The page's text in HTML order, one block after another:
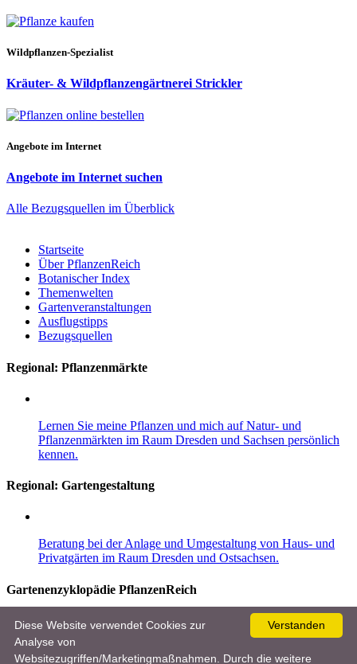
Wildpflanzen-Spezialist
Kräuter- & Wildpflanzengärtnerei Strickler
Angebote im Internet
Angebote im Internet suchen
Alle Bezugsquellen im Überblick
Startseite
Über PflanzenReich
Botanischer Index
Themenwelten
Gartenveranstaltungen
Ausflugstipps
Bezugsquellen
Regional: Pflanzenmärkte
Lernen Sie meine Pflanzen und mich auf Natur- und
Pflanzenmärkten im Raum Dresden und Sachsen persönlich
kennen.
Regional: Gartengestaltung
Beratung bei der Anlage und Umgestaltung von Haus- und
Privatgärten im Raum Dresden und Ostsachsen.
Gartenenzyklopädie PflanzenReich
Entdecken Sie im Gartenlexikon mehr als 8.000 Pflanzen, 10.000
Bilder und viele nützliche und wertvolle Garten- und Pflegetipps für
Einsteiger und Gartenprofis.
Verstanden
Diese Website verwendet Cookies zur
Analyse von
Websitezugriffen/Marketingmaßnahmen. Durch die weitere